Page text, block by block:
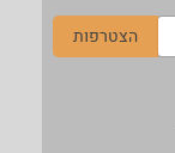
הצטרפות